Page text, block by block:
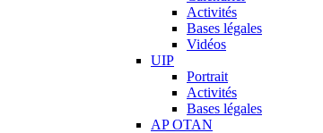
Activités
Bases légales
Vidéos
UIP
Portrait
Activités
Bases légales
AP OTAN